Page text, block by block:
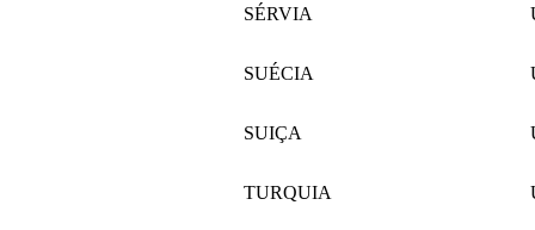
SÉRVIA
SUÉCIA
SUIÇA
TURQUIA